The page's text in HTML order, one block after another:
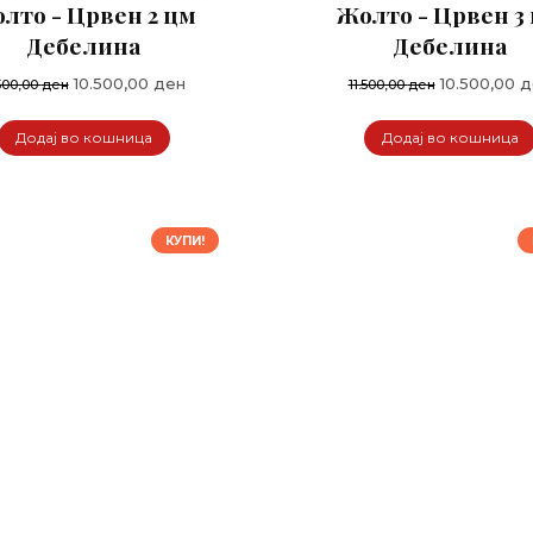
- Црвен 2 цм
Дебелина
ден Original
was:
11.500,00 ден.
10.500,00 денCurrent
Додај во кошница
Жолто - Црвен 3
Дебелина
11.500,00ден Original
was:
11.500,00
10.500,00
Додај во кошница
КУПИ!